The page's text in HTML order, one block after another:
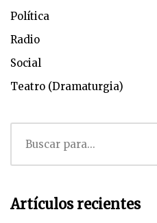
Política
Radio
Social
Teatro (Dramaturgia)
Artículos recientes